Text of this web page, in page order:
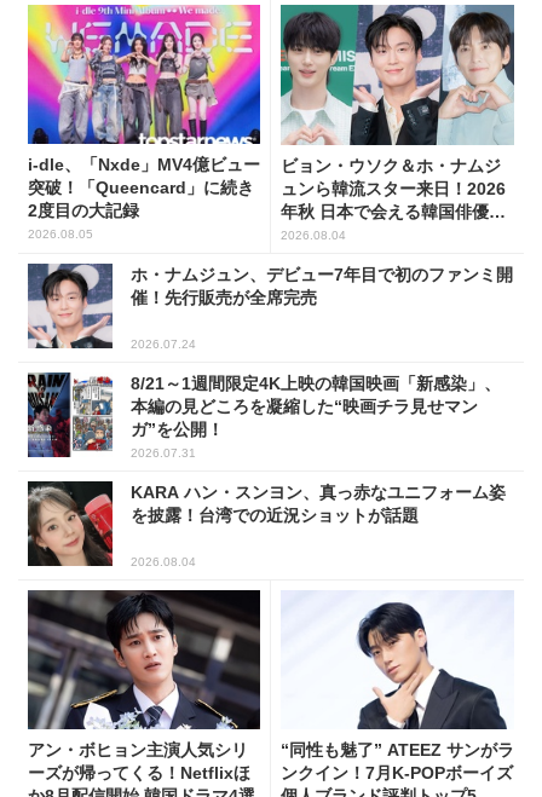
i-dle、「Nxde」MV4億ビュー
突破！「Queencard」に続き
2度目の大記録
2026.08.05
ビョン・ウソク＆ホ・ナムジ
ュンら韓流スター来日！2026
年秋 日本で会える韓国俳優10
人
2026.08.04
ホ・ナムジュン、デビュー7年目で初のファンミ開
催！先行販売が全席完売
2026.07.24
8/21～1週間限定4K上映の韓国映画「新感染」、
本編の見どころを凝縮した“映画チラ見せマン
ガ”を公開！
2026.07.31
KARA ハン・スンヨン、真っ赤なユニフォーム姿
を披露！台湾での近況ショットが話題
2026.08.04
アン・ボヒョン主演人気シリ
ーズが帰ってくる！Netflixほ
“同性も魅了” ATEEZ サンがラ
ンクイン！7月K-POPボーイズ